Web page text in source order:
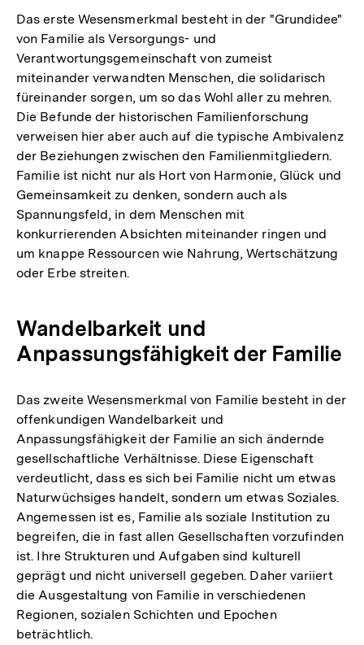
Das erste Wesensmerkmal besteht in der "Grundidee"
von Familie als Versorgungs- und
Verantwortungsgemeinschaft von zumeist
miteinander verwandten Menschen, die solidarisch
füreinander sorgen, um so das Wohl aller zu mehren.
Die Befunde der historischen Familienforschung
verweisen hier aber auch auf die typische Ambivalenz
der Beziehungen zwischen den Familienmitgliedern.
Familie ist nicht nur als Hort von Harmonie, Glück und
Gemeinsamkeit zu denken, sondern auch als
Spannungsfeld, in dem Menschen mit
konkurrierenden Absichten miteinander ringen und
um knappe Ressourcen wie Nahrung, Wertschätzung
oder Erbe streiten.
Wandelbarkeit und
Anpassungsfähigkeit der Familie
Das zweite Wesensmerkmal von Familie besteht in der
offenkundigen Wandelbarkeit und
Anpassungsfähigkeit der Familie an sich ändernde
gesellschaftliche Verhältnisse. Diese Eigenschaft
verdeutlicht, dass es sich bei Familie nicht um etwas
Naturwüchsiges handelt, sondern um etwas Soziales.
Angemessen ist es, Familie als soziale Institution zu
begreifen, die in fast allen Gesellschaften vorzufinden
ist. Ihre Strukturen und Aufgaben sind kulturell
geprägt und nicht universell gegeben. Daher variiert
die Ausgestaltung von Familie in verschiedenen
Regionen, sozialen Schichten und Epochen
beträchtlich.